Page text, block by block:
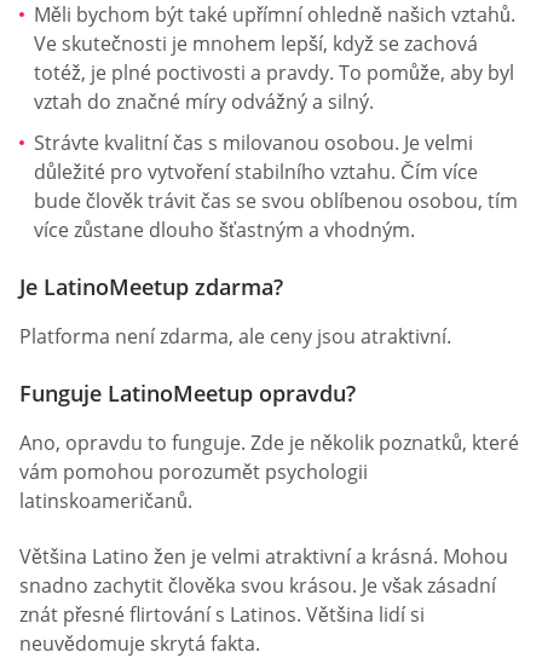
Měli bychom být také upřímní ohledně našich vztahů.
Ve skutečnosti je mnohem lepší, když se zachová
totéž, je plné poctivosti a pravdy. To pomůže, aby byl
vztah do značné míry odvážný a silný.
Strávte kvalitní čas s milovanou osobou. Je velmi
důležité pro vytvoření stabilního vztahu. Čím více
bude člověk trávit čas se svou oblíbenou osobou, tím
více zůstane dlouho šťastným a vhodným.
Je LatinoMeetup zdarma?
Platforma není zdarma, ale ceny jsou atraktivní.
Funguje LatinoMeetup opravdu?
Ano, opravdu to funguje. Zde je několik poznatků, které
vám pomohou porozumět psychologii
latinskoameričanů.
Většina Latino žen je velmi atraktivní a krásná. Mohou
snadno zachytit člověka svou krásou. Je však zásadní
znát přesné flirtování s Latinos. Většina lidí si
neuvědomuje skrytá fakta.